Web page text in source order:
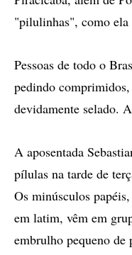
"pilulinhas", como ela
Pessoas de todo o
pedindo
devidamente selado.
A aposentada
pílulas na tarde de
Os minúsculos
em latim, vêm em
embrulho pequeno de